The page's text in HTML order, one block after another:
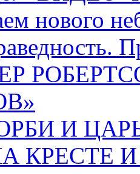
нового
И ЦАРЬ
КРЕСТЕ